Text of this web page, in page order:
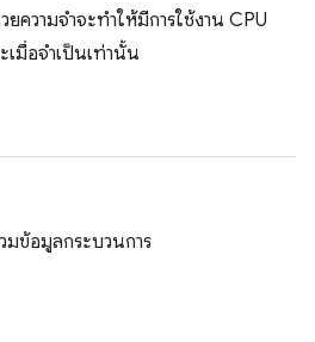
ความจำจะทำให้มีการใช้งาน CPU
เมื่อจำเป็นเท่านั้น
มข้อมูลกระบวนการ